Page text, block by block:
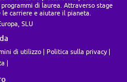
di laurea. Attraverso stage
carriere e aiutare il pianeta.
SLU
di utilizzo
Politica sulla privacy